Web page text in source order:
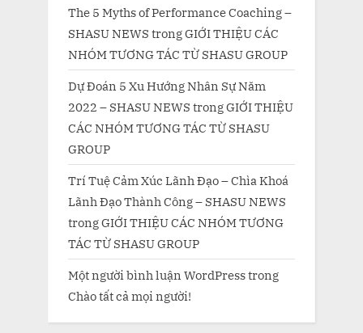
The 5 Myths of Performance Coaching –
SHASU NEWS trongGIỚI THIỆU CÁC
NHÓM TƯƠNG TÁC TỪ SHASU GROUP
Dự Đoán 5 Xu Hướng Nhân Sự Năm
2022 – SHASU NEWS trongGIỚI THIỆU
CÁC NHÓM TƯƠNG TÁC TỪ SHASU
GROUP
Trí Tuệ Cảm Xúc Lãnh Đạo – Chìa Khoá
Lãnh Đạo Thành Công – SHASU NEWS
trongGIỚI THIỆU CÁC NHÓM TƯƠNG
TÁC TỪ SHASU GROUP
Một người bình luận WordPresstrong
Chào tất cả mọi người!